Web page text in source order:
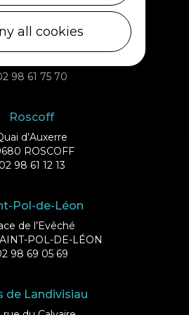
Ile de Batz
98 61 75 70
Roscoff
d’Auxerre
ROSCOFF
02 98 61 12 13
Pol-de-Léon
de l’Evêché
POL-DE-LÉON
98 69 05 69
de Landivisiau
all cookies